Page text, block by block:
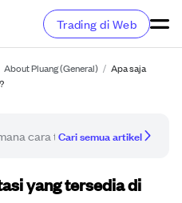
Trading di Web
About Pluang (General) / Apa saja
Cari semua artikel
yang tersedia di